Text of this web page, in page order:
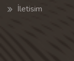
İletisim